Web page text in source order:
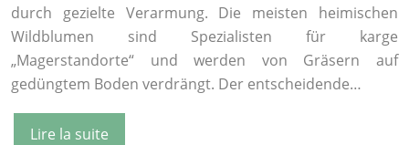
durch gezielte Verarmung. Die meisten heimischen
Wildblumen sind Spezialisten für karge
„Magerstandorte“ und werden von Gräsern auf
gedüngtem Boden verdrängt. Der entscheidende…
Lire la suite